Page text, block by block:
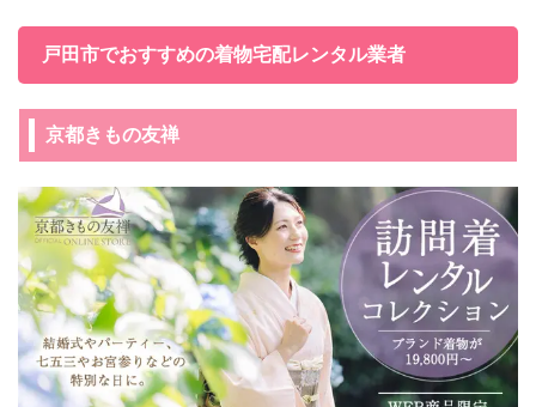
戸田市でおすすめの着物宅配レンタル業者
京都きもの友禅